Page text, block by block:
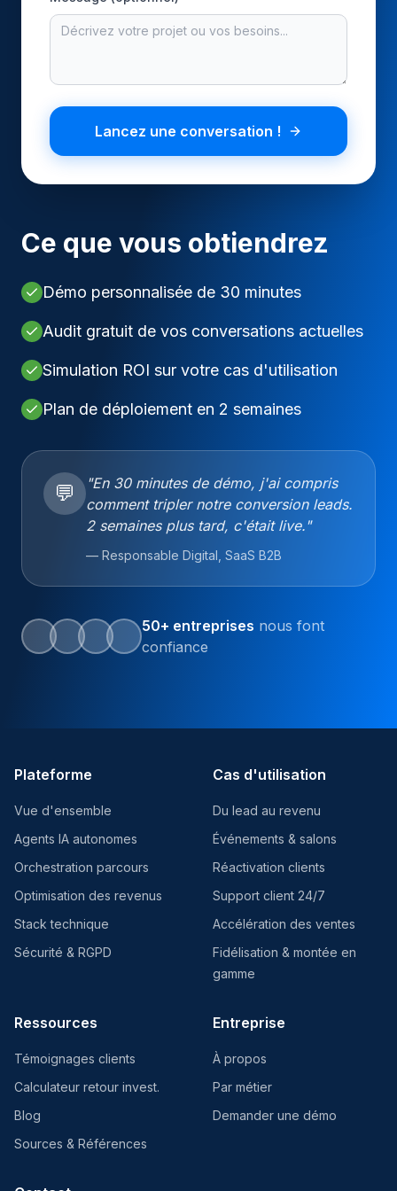
Automobile
Services B2B
E-commerce
PAR RÔLE
Commerce & Ventes
Growth
Support & CX
Ressources
Calculateur ROI
Lancez une conversation !
Ce que vous obtiendrez
Démo personnalisée de 30 minutes
Audit gratuit de vos conversations actuelles
Simulation ROI sur votre cas d'utilisation
Plan de déploiement en 2 semaines
💬
"En 30 minutes de démo, j'ai compris
comment tripler notre conversion leads.
2 semaines plus tard, c'était live."
— Responsable Digital, SaaS B2B
50+ entreprises nous font
confiance
Plateforme
Vue d'ensemble
Agents IA autonomes
Orchestration parcours
Optimisation des revenus
Stack technique
Sécurité & RGPD
Cas d'utilisation
Du lead au revenu
Événements & salons
Réactivation clients
Support client 24/7
Accélération des ventes
Fidélisation & montée en
gamme
Ressources
Témoignages clients
Calculateur retour invest.
Blog
Sources & Références
Entreprise
À propos
Par métier
Demander une démo